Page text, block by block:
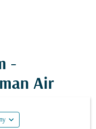
-
Air
expand_more